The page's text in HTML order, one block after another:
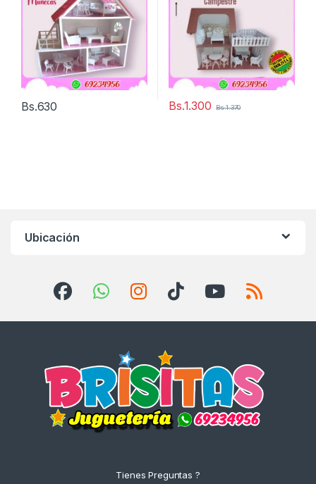
Bs.630 Bs.1.300 Bs.1.370
Ubicación
Tienes Preguntas ?